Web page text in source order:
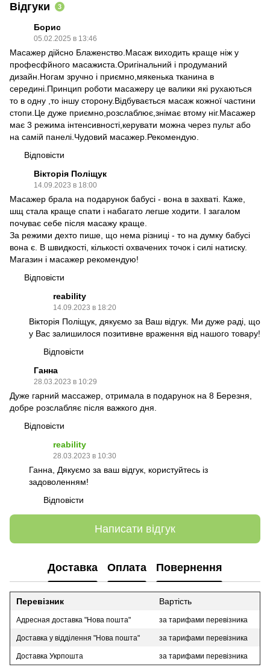
Відгуки 3
Борис
05.02.2025 в 13:46
Масажер дійсно Блаженство.Масаж виходить краще ніж у
професфйного масажиста.Оригінальний і продуманий
дизайн.Ногам зручно і приємно,мякенька тканина в
середині.Принцип роботи масажеру це валики які рухаються
то в одну ,то іншу сторону.Відбувається масаж кожної частини
стопи.Це дуже приємно,розслаблює,знімає втому ніг.Масажер
має 3 режима інтенсивності,керувати можна через пульт або
на самій панелі.Чудовий масажер.Рекомендую.
Відповісти
Вікторія Поліщук
14.09.2023 в 18:00
Масажер брала на подарунок бабусі - вона в захваті. Каже,
шщ стала краще спати і набагато легше ходити. І загалом
почуває себе після масажу краще.
За режими дехто пише, що нема різниці - то на думку бабусі
вона є. В швидкості, кількості охвачених точок і силі натиску.
Магазин і масажер рекомендую!
Відповісти
reability
14.09.2023 в 18:20
Вікторія Поліщук, дякуємо за Ваш відгук. Ми дуже раді, що
у Вас залишилося позитивне враження від нашого товару!
Відповісти
Ганна
28.03.2023 в 10:29
Дуже гарний массажер, отримала в подарунок на 8 Березня,
добре розслабляє після важкого дня.
Відповісти
reability
28.03.2023 в 10:30
Ганна, Дякуємо за ваш відгук, користуйтесь із
задоволенням!
Відповісти
Написати відгук
Доставка Оплата Повернення
Перевізник Вартість
Адресная доставка "Нова пошта" за тарифами перевізника
Доставка у відділення "Нова пошта" за тарифами перевізника
Доставка Укрпошта за тарифами перевізника